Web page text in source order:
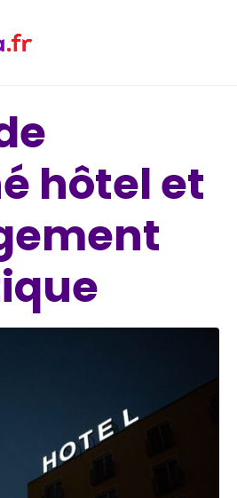
hôtel et